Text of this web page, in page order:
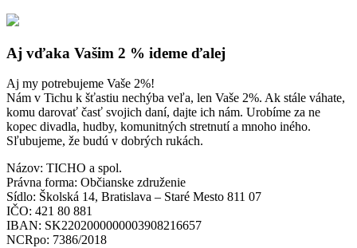
Aj vďaka Vašim 2 % ideme ďalej
Aj my potrebujeme Vaše 2%!
Nám v Tichu k šťastiu nechýba veľa, len Vaše 2%. Ak stále váhate,
komu darovať časť svojich daní, dajte ich nám. Urobíme za ne
kopec divadla, hudby, komunitných stretnutí a mnoho iného.
Sľubujeme, že budú v dobrých rukách.
Názov: TICHO a spol.
Právna forma: Občianske združenie
Sídlo: Školská 14, Bratislava – Staré Mesto 811 07
IČO: 421 80 881
IBAN: SK2202000000003908216657
NCRpo: 7386/2018